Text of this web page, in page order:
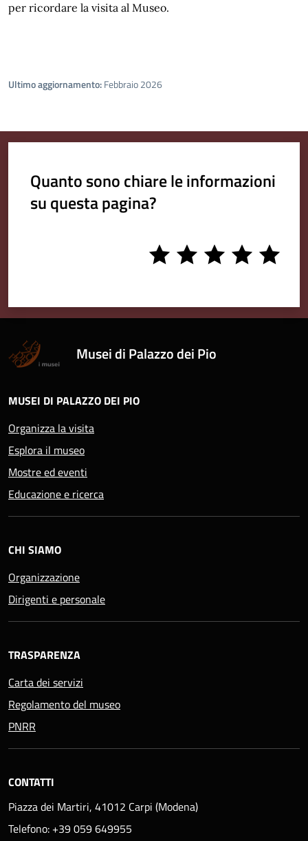
per ricordare la visita al Museo.
Ultimo aggiornamento:Febbraio 2026
Quanto sono chiare le informazioni
su questa pagina?
5
stars
4
stars
3
stars
2
stars
1
stars
Musei di Palazzo dei Pio
MUSEI DI PALAZZO DEI PIO
Organizza la visita
Esplora il museo
Mostre ed eventi
Educazione e ricerca
CHI SIAMO
Organizzazione
Dirigenti e personale
TRASPARENZA
Carta dei servizi
Regolamento del museo
PNRR
CONTATTI
Piazza dei Martiri, 41012 Carpi (Modena)
Telefono: +39 059 649955